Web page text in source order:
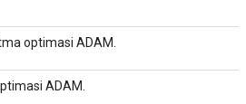
optimasi ADAM.
ADAM.